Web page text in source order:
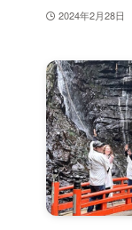
2024年2月28日